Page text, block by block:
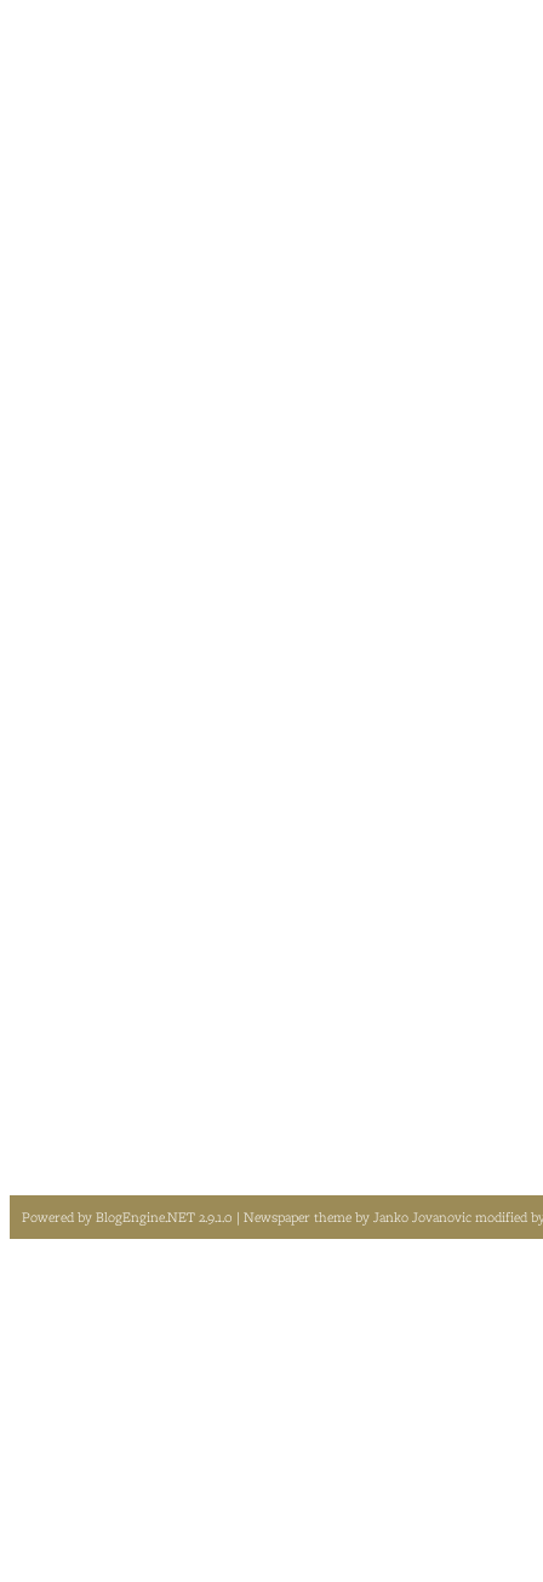
Powered byBlogEngine.NET 2.9.1.0 | Newspaper theme byJanko Jovanovicmodified